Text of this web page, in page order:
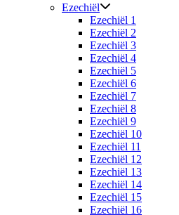
Ezechiël
Ezechiël 1
Ezechiël 2
Ezechiël 3
Ezechiël 4
Ezechiël 5
Ezechiël 6
Ezechiël 7
Ezechiël 8
Ezechiël 9
Ezechiël 10
Ezechiël 11
Ezechiël 12
Ezechiël 13
Ezechiël 14
Ezechiël 15
Ezechiël 16